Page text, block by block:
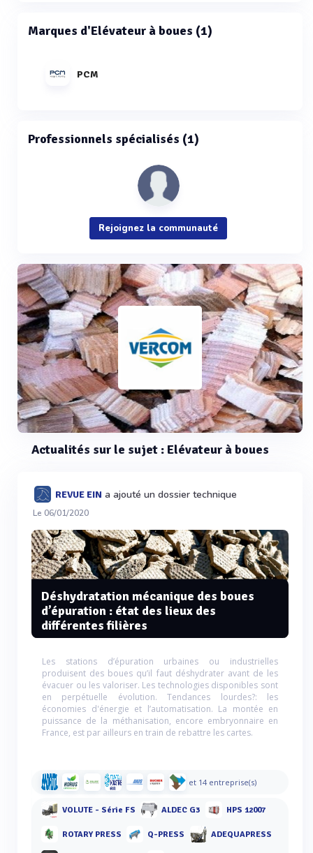
Marques d'Elévateur à boues (1)
PCM
Professionnels spécialisés (1)
Rejoignez la communauté
Actualités sur le sujet : Elévateur à boues
REVUE EIN a ajouté un dossier technique
Le 06/01/2020
Déshydratation mécanique des boues
d’épuration : état des lieux des
différentes filières
Les stations d’épuration urbaines ou industrielles
produisent des boues qu’il faut déshydrater avant de les
évacuer ou les valoriser. Les technologies disponibles sont
en perpétuelle évolution. Tendances lourdes?: les
économies d'énergie et l’automatisation. La montée en
puissance de la méthanisation, encore embryonnaire en
France, est par ailleurs en train de rebattre les cartes.
et 14 entreprise(s)
VOLUTE - Série FS ALDEC G3 HPS 12007
ROTARY PRESS Q-PRESS ADEQUAPRESS